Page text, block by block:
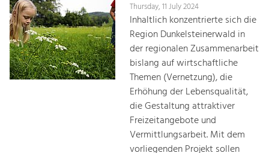
Art & Culture
Crafts, Science and Research.
Social Affairs, Education
Equality, Youth and Integration.
Climate Change, Public Transport and
Thursday, 11 July 2024
Inhaltlich konzentrierte sich die
Region Dunkelsteinerwald in
der regionalen Zusammenarbeit
bislang auf wirtschaftliche
Themen (Vernetzung), die
Erhöhung der Lebensqualität,
die Gestaltung attraktiver
Freizeitangebote und
Vermittlungsarbeit. Mit dem
vorliegenden Projekt sollen